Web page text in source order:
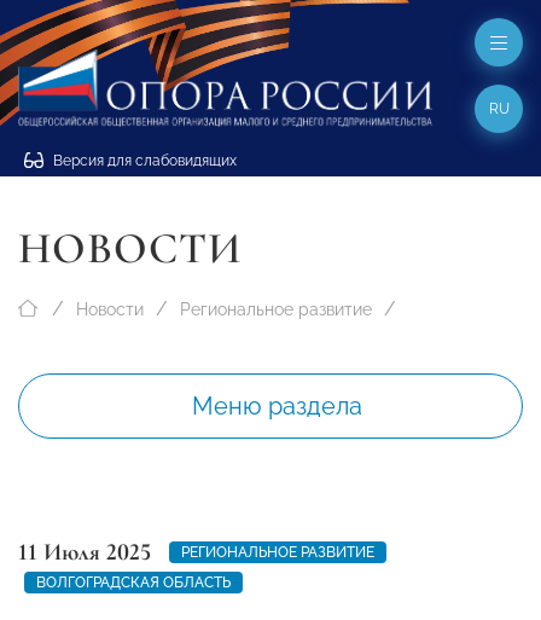
Версия для слабовидящих
RU
НОВОСТИ
Новости Региональное развитие
Меню раздела
11 Июля 2025
РЕГИОНАЛЬНОЕ РАЗВИТИЕ
ВОЛГОГРАДСКАЯ ОБЛАСТЬ